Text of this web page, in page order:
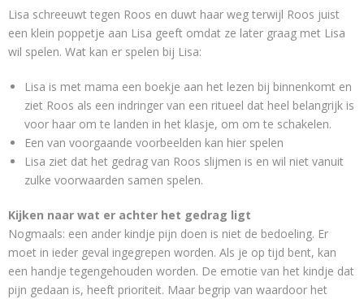
Lisa schreeuwt tegen Roos en duwt haar weg terwijl Roos juist
een klein poppetje aan Lisa geeft omdat ze later graag met Lisa
wil spelen. Wat kan er spelen bij Lisa:
Lisa is met mama een boekje aan het lezen bij binnenkomt en
ziet Roos als een indringer van een ritueel dat heel belangrijk is
voor haar om te landen in het klasje, om om te schakelen.
Een van voorgaande voorbeelden kan hier spelen
Lisa ziet dat het gedrag van Roos slijmen is en wil niet vanuit
zulke voorwaarden samen spelen.
Kijken naar wat er achter het gedrag ligt
Nogmaals: een ander kindje pijn doen is niet de bedoeling. Er
moet in ieder geval ingegrepen worden. Als je op tijd bent, kan
een handje tegengehouden worden. De emotie van het kindje dat
pijn gedaan is, heeft prioriteit. Maar begrip van waardoor het